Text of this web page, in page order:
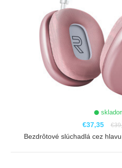
€37,35
Bezdrôtové slúchadlá cez